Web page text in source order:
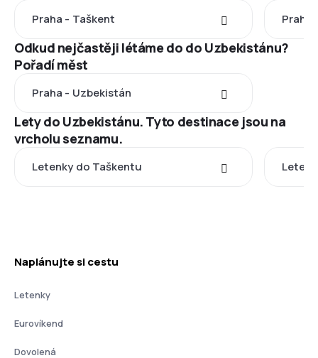
Praha - Taškent Praha
Odkud nejčastěji létáme do do Uzbekistánu?
Pořadí měst
Praha - Uzbekistán
Lety do Uzbekistánu. Tyto destinace jsou na
vrcholu seznamu.
Letenky do Taškentu
Naplánujte si cestu
Letenky
Eurovíkend
Dovolená